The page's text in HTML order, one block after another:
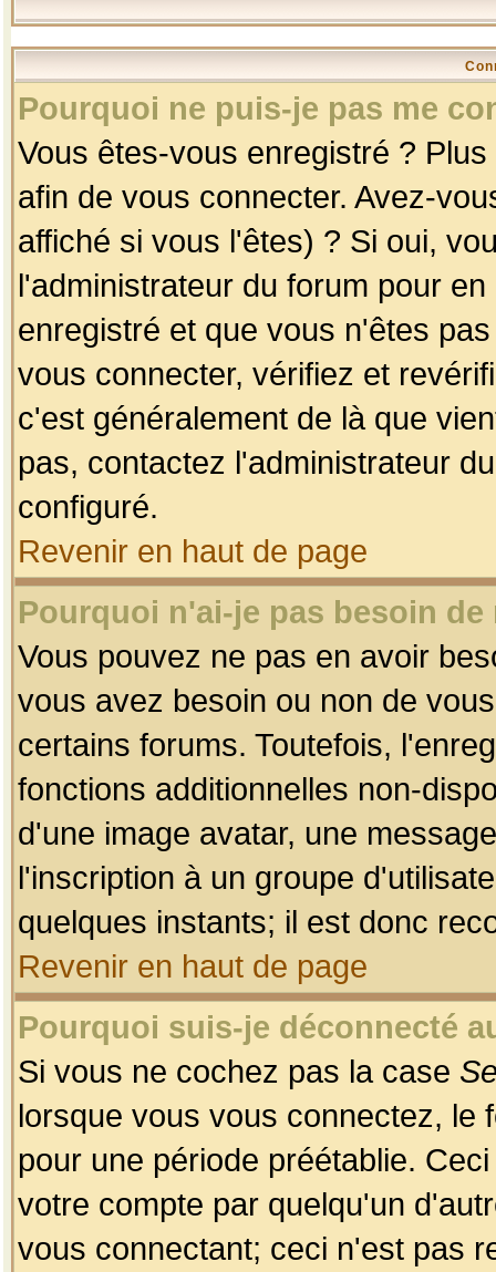
Pourquoi ne puis-je pas me
Vous êtes-vous enregistré ?
afin de vous connecter. Avez-
affiché si vous l'êtes) ? Si oui,
l'administrateur du forum pour
enregistré et que vous n'êtes
vous connecter, vérifiez et
c'est généralement de là que
pas, contactez l'administrateur
configuré.
Revenir en haut de page
Pourquoi n'ai-je pas besoin
Vous pouvez ne pas en avoir
vous avez besoin ou non de
certains forums. Toutefois,
fonctions additionnelles non-
d'une image avatar, une
l'inscription à un groupe
quelques instants; il est donc
Revenir en haut de page
Pourquoi suis-je déconnecté
Si vous ne cochez pas la case
lorsque vous vous connectez, le
pour une période préétablie.
votre compte par quelqu'un
vous connectant; ceci n'est pas